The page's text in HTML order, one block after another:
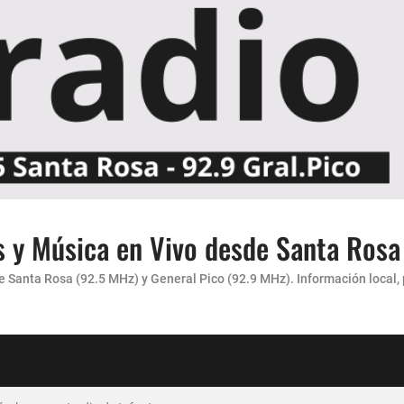
Música en Vivo desde Santa Rosa
Rosa (92.5 MHz) y General Pico (92.9 MHz). Información